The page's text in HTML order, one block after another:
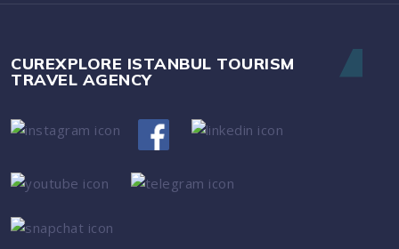
CUREXPLORE ISTANBUL TOURISM
TRAVEL AGENCY